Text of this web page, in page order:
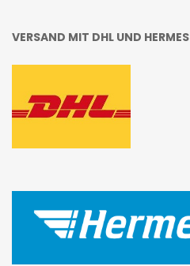
VERSAND MIT DHL UND HERMES